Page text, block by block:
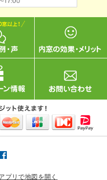
プリで地図を開く